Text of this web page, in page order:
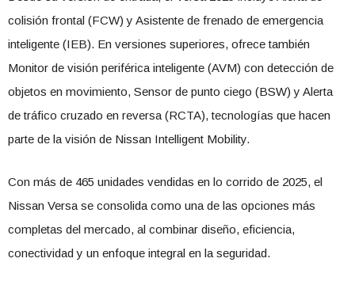
colisión frontal (FCW) y Asistente de frenado de emergencia
inteligente (IEB). En versiones superiores, ofrece también
Monitor de visión periférica inteligente (AVM) con detección de
objetos en movimiento, Sensor de punto ciego (BSW) y Alerta
de tráfico cruzado en reversa (RCTA), tecnologías que hacen
parte de la visión de Nissan Intelligent Mobility.
Con más de 465 unidades vendidas en lo corrido de 2025, el
Nissan Versa se consolida como una de las opciones más
completas del mercado, al combinar diseño, eficiencia,
conectividad y un enfoque integral en la seguridad.